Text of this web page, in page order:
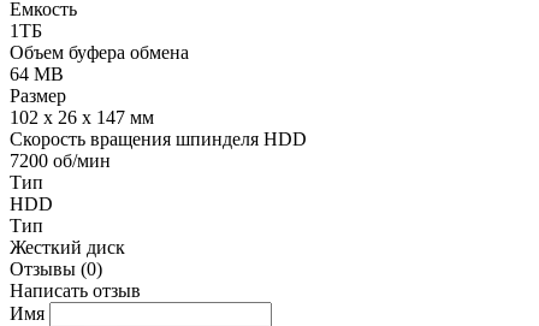
Емкость
1ТБ
Объем буфера обмена
64 MB
Размер
102 x 26 x 147 мм
Скорость вращения шпинделя HDD
7200 об/мин
Тип
HDD
Тип
Жесткий диск
Отзывы (0)
Написать отзыв
Имя